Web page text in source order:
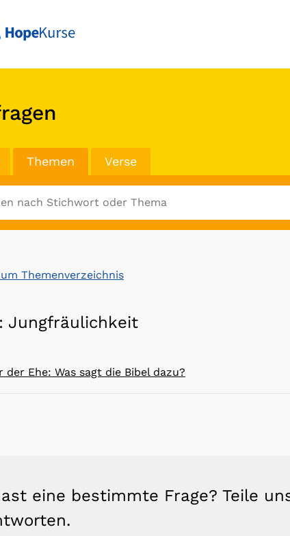
Themen Verse
Themenverzeichnis
Jungfräulichkeit
der Ehe: Was sagt die Bibel dazu?
eine bestimmte Frage? Teile